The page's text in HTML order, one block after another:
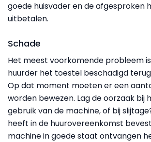
goede huisvader en de afgesproken
uitbetalen.
Schade
Het meest voorkomende probleem
huurder het toestel beschadigd
Op dat moment moeten er een
worden bewezen. Lag de oorzaak bij
gebruik van de machine, of bij
heeft in de huurovereenkomst
machine in goede staat ontvangen